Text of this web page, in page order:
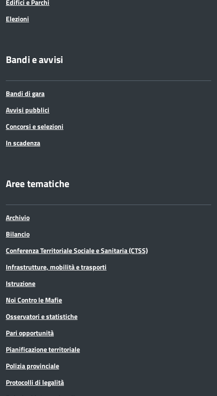
Edifici e Parchi
Elezioni
Bandi e avvisi
Bandi di gara
Avvisi pubblici
Concorsi e selezioni
In scadenza
Aree tematiche
Archivio
Bilancio
Conferenza Territoriale Sociale e Sanitaria (CTSS)
Infrastrutture, mobilità e trasporti
Istruzione
Noi Contro le Mafie
Osservatori e statistiche
Pari opportunità
Pianificazione territoriale
Polizia provinciale
Protocolli di legalità